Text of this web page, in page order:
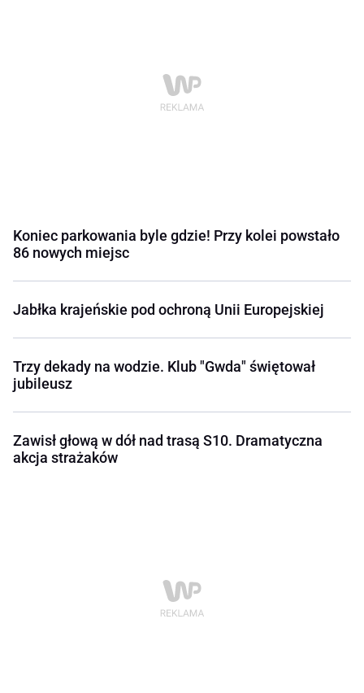
Koniec parkowania byle gdzie! Przy kolei powstało
86 nowych miejsc
Jabłka krajeńskie pod ochroną Unii Europejskiej
Trzy dekady na wodzie. Klub "Gwda" świętował
jubileusz
Zawisł głową w dół nad trasą S10. Dramatyczna
akcja strażaków